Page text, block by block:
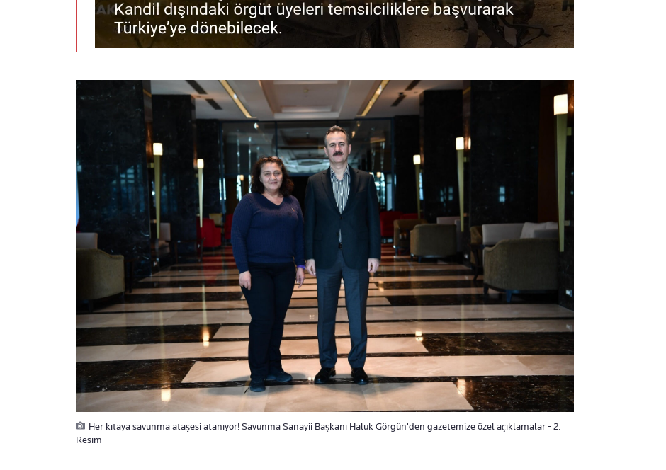
Her kıtaya savunma ataşesi atanıyor! Savunma Sanayii Başkanı Haluk Görgün'den gazetemize özel açıklamalar - 2.
Resim